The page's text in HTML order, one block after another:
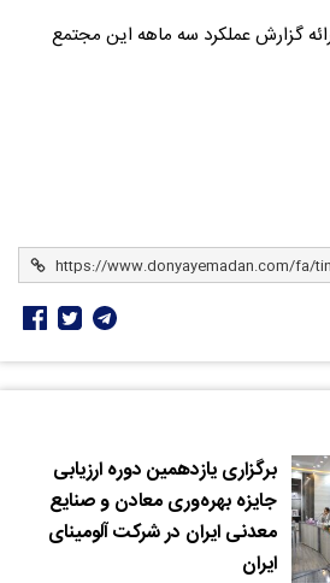
گزارش عملکرد سه ماهه این مجتمع
برگزاری یازدهمین دوره ارزیابی
جایزه بهره‌وری معادن و صنایع
معدنی ایران در شرکت آلومینای
ایران